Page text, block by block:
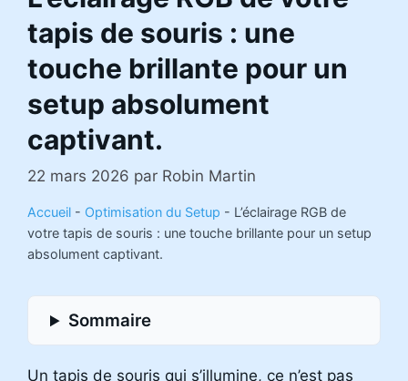
tapis de souris : une
touche brillante pour un
setup absolument
captivant.
22 mars 2026 par Robin Martin
Accueil - Optimisation du Setup - L’éclairage RGB de
votre tapis de souris : une touche brillante pour un setup
absolument captivant.
Sommaire
Un tapis de souris qui s’illumine, ce n’est pas